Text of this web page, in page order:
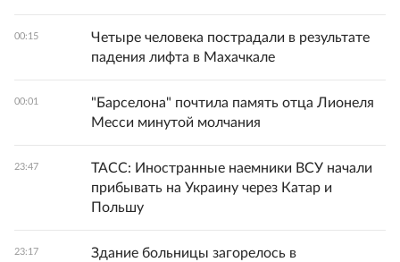
00:15
Четыре человека пострадали в результате
падения лифта в Махачкале
00:01
"Барселона" почтила память отца Лионеля
Месси минутой молчания
23:47
ТАСС: Иностранные наемники ВСУ начали
прибывать на Украину через Катар и
Польшу
23:17
Здание больницы загорелось в